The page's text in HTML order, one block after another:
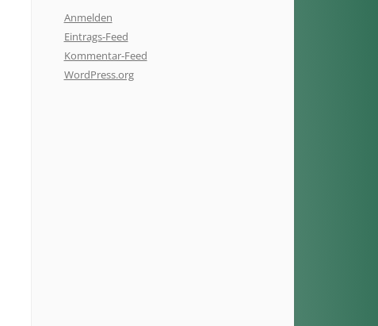
Anmelden
Eintrags-Feed
Kommentar-Feed
WordPress.org